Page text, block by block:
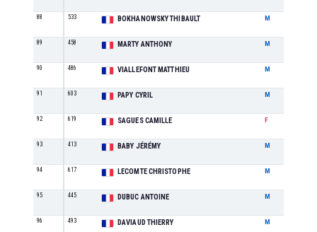
88 533 BOKHANOWSKY THIBAULT M
89 458 MARTY ANTHONY M
90 486 VIALLEFONT MATTHIEU M
91 603 PAPY CYRIL M
92 619 SAGUES CAMILLE F
93 413 BABY JÉRÉMY M
94 617 LECOMTE CHRISTOPHE M
95 445 DUBUC ANTOINE M
96 493 DAVIAUD THIERRY M